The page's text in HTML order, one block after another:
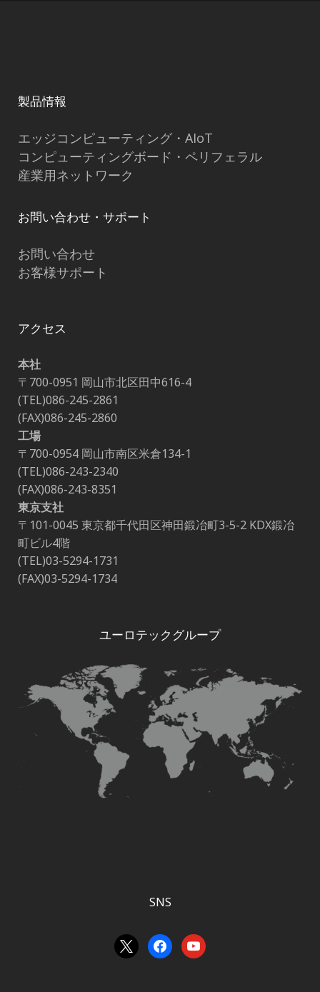
製品情報
エッジコンピューティング・AIoT
コンピューティングボード・ペリフェラル
産業用ネットワーク
お問い合わせ・サポート
お問い合わせ
お客様サポート
アクセス
本社
〒700-0951 岡山市北区田中616-4
(TEL)086-245-2861
(FAX)086-245-2860
工場
〒700-0954 岡山市南区米倉134-1
(TEL)086-243-2340
(FAX)086-243-8351
東京支社
〒101-0045 東京都千代田区神田鍛冶町3-5-2 KDX鍛冶
町ビル4階
(TEL)03-5294-1731
(FAX)03-5294-1734
ユーロテックグループ
SNS
x facebook
youtube